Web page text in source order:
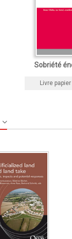
Sobriété
Livre papier